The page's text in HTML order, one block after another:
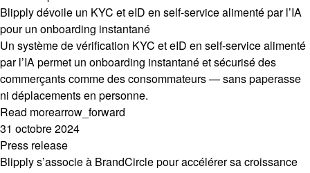
Blipply dévoile un KYC et eID en self-service alimenté par l’IA
pour un onboarding instantané
Un système de vérification KYC et eID en self-service alimenté
par l’IA permet un onboarding instantané et sécurisé des
commerçants comme des consommateurs — sans paperasse
ni déplacements en personne.
Read morearrow_forward
31 octobre 2024
Press release
Blipply s’associe à BrandCircle pour accélérer sa croissance